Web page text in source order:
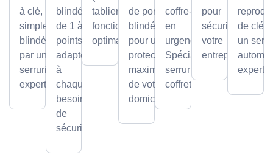
à clé,
simples ou
blindées
par un
serrurier
expert
blindée
de 1 à 5
points,
adaptée
à
chaque
besoin
de
sécurité.
tablier) pour un
fonctionnement
optimal.
de portes
blindées
pour une
protection
maximale
de votre
domicile.
coffre-fort
en
urgence.
Spécialiste
serrurier
coffretier
pour
sécuriser
votre
entreprise.
de clé
un
expert